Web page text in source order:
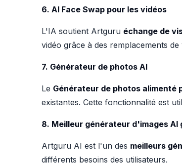
6. AI Face Swap pour les vidéos
L'IA soutient Artguru échange de
vidéo grâce à des remplacements de
7. Générateur de photos AI
Le Générateur de photos alimenté
existantes. Cette fonctionnalité est
8. Meilleur générateur d'images AI
Artguru AI est l'un des meilleurs
différents besoins des utilisateurs.